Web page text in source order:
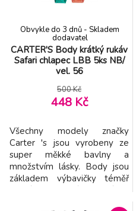
CARTER'S Body krátký rukáv
Safari chlapec LBB 5ks NB/
vel. 56
Obvykle do 3 dnů - Skladem
dodavatel
500 Kč
448 Kč
Všechny modely značky
Carter 's jsou vyrobeny ze
super měkké bavlny a
množstvím lásky. Body jsou
základem výbavičky téměř